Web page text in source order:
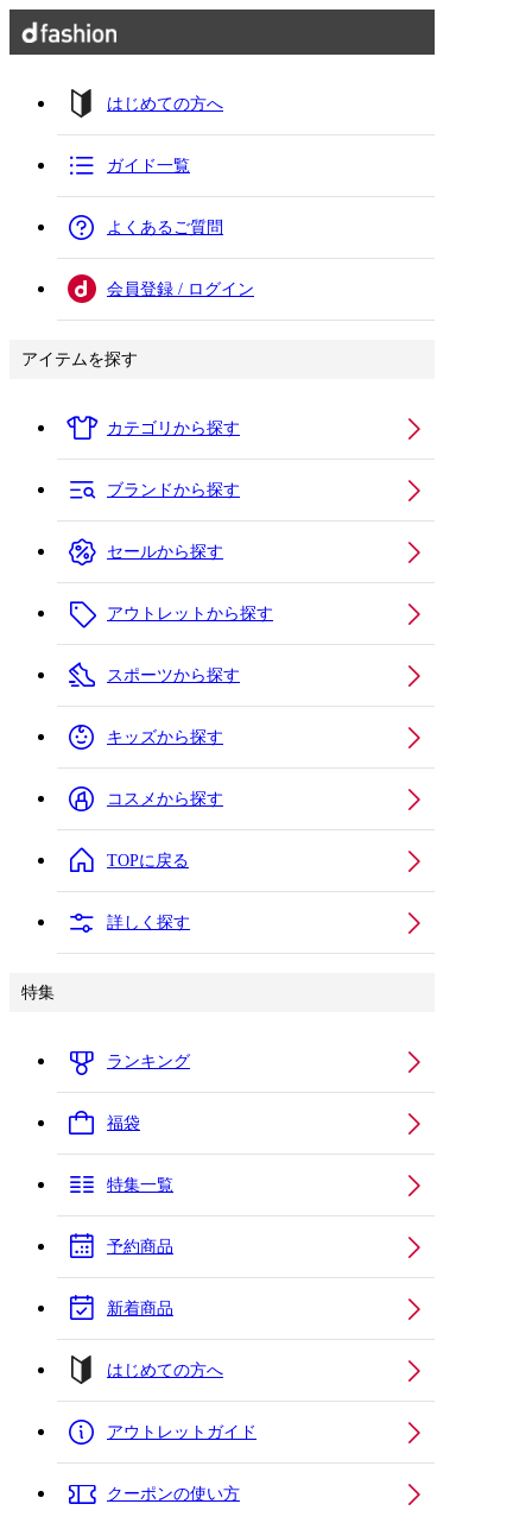
はじめての方へ
ガイド一覧
よくあるご質問
会員登録 / ログイン
アイテムを探す
カテゴリから探す
ブランドから探す
セールから探す
アウトレットから探す
スポーツから探す
キッズから探す
コスメから探す
TOPに戻る
詳しく探す
特集
ランキング
福袋
特集一覧
予約商品
新着商品
はじめての方へ
アウトレットガイド
クーポンの使い方